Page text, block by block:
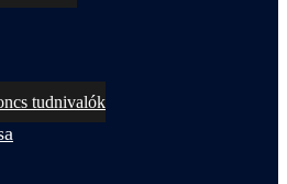
tudnivalók